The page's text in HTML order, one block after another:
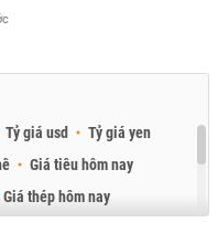
Tỷ giá usd
Tỷ giá yen
Giá tiêu hôm nay
Giá thép hôm nay